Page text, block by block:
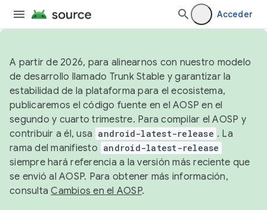
Acceder
A partir de 2026, para alinearnos con nuestro modelo
de desarrollo llamado Trunk Stable y garantizar la
estabilidad de la plataforma para el ecosistema,
publicaremos el código fuente en el AOSP en el
segundo y cuarto trimestre. Para compilar el AOSP y
contribuir a él, usa android-latest-release . La
rama del manifiesto android-latest-release
siempre hará referencia a la versión más reciente que
se envió al AOSP. Para obtener más información,
consultaCambios en el AOSP.